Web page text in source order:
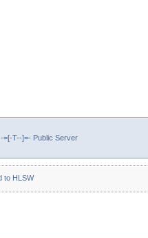
-=[-T--]=- Public Server